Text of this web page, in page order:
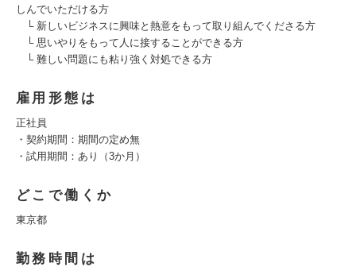
しんでいただける方
└ 新しいビジネスに興味と熱意をもって取り組んでくださる方
└ 思いやりをもって人に接することができる方
└ 難しい問題にも粘り強く対処できる方
雇用形態は
正社員
・契約期間：期間の定め無
・試用期間：あり（3か月）
どこで働くか
東京都
勤務時間は